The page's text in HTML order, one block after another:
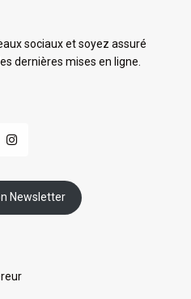
sociaux et soyez assuré
dernières mises en ligne.
Newsletter